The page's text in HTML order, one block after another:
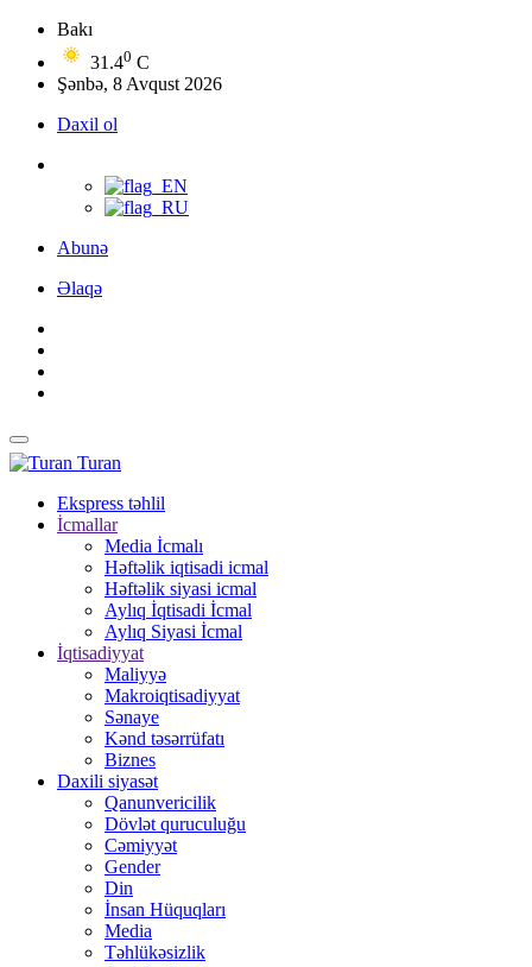
Bakı
31.40 C
Şənbə, 8 Avqust 2026
Daxil ol
Abunə
Əlaqə
Turan
Ekspress təhlil
İcmallar
Media İcmalı
Həftəlik iqtisadi icmal
Həftəlik siyasi icmal
Aylıq İqtisadi İcmal
Aylıq Siyasi İcmal
İqtisadiyyat
Maliyyə
Makroiqtisadiyyat
Sənaye
Kənd təsərrüfatı
Biznes
Daxili siyasət
Qanunvericilik
Dövlət quruculuğu
Cəmiyyət
Gender
Din
İnsan Hüquqları
Media
Təhlükəsizlik